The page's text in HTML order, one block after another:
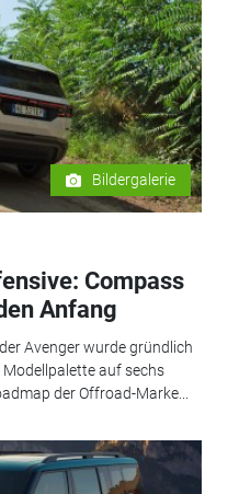
Bildergalerie
Compass
Anfang
Avenger wurde gründlich
auf sechs
der Offroad-Marke...